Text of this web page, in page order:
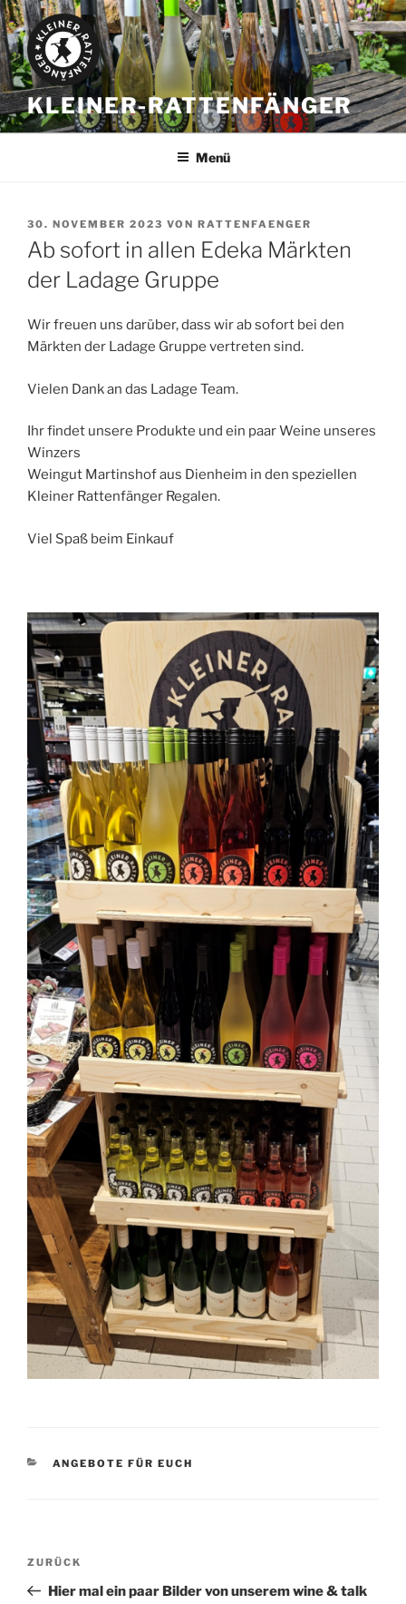
Zum
Inhalt
springen
KLEINER-RATTENFÄNGER
Menü
VERÖFFENTLICHT
AM
30. NOVEMBER 2023 VON RATTENFAENGER
Ab sofort in allen Edeka Märkten
der Ladage Gruppe
Wir freuen uns darüber, dass wir ab sofort bei den
Märkten der Ladage Gruppe vertreten sind.
Vielen Dank an das Ladage Team.
Ihr findet unsere Produkte und ein paar Weine unseres
Winzers
Weingut Martinshof aus Dienheim in den speziellen
Kleiner Rattenfänger Regalen.
Viel Spaß beim Einkauf
KATEGORIEN
ANGEBOTE FÜR EUCH
Beitragsnavigation
Vorheriger
Beitrag
ZURÜCK
Hier mal ein paar Bilder von unserem wine & talk